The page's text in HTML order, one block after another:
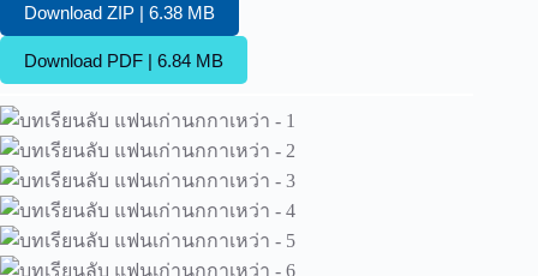
Download ZIP | 6.38 MB
Download PDF | 6.84 MB